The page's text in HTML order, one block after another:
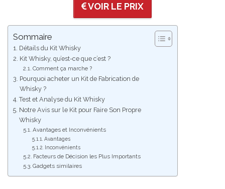
VOIR LE PRIX
Sommaire
Détails du Kit Whisky
Kit Whisky, qu’est-ce que c’est ?
Comment ça marche ?
Pourquoi acheter un Kit de Fabrication de
Whisky ?
Test et Analyse du Kit Whisky
Notre Avis sur le Kit pour Faire Son Propre
Whisky
Avantages et Inconvénients
Avantages
Inconvénients
Facteurs de Décision les Plus Importants
Gadgets similaires